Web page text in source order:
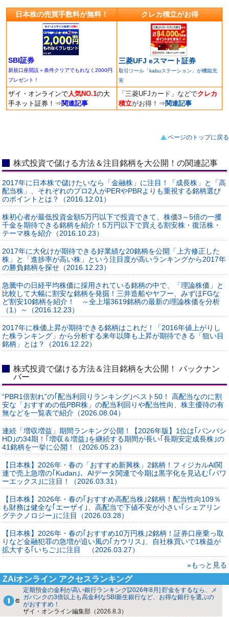
日本株の売買手数料が無料！ クレカ積立がお得
SBI証券
新規口座開設＋条件クリアでもれなく2000円
プレゼント！
三菱UFJ eスマート証券
取引ツール「kabuステーション」が機能充
実
ザイ・オンラインで 人気NO.1の大
手ネット証券！ ⇒ 関連記事
「三菱UFJカード」などでクレカ
積立がお得！ ⇒ 関連記事
ページのトップに戻る
株式投資で儲ける方法＆注目銘柄を大公開！の関連記事
2017年に日本株で儲けたいなら「金融株」に注目！「成長株」と「高
配当株」、それぞれのプロ2人がPERやPBRよりも重視する銘柄選び
のポイントとは？（2016.12.01）
株初心者が最低投資金額5万円以下で投資できて、株価3～5倍の一攫
千金を期待できる銘柄を紹介！5万円以下で買える割安株・復活株・
テーマ株を紹介（2016.10.23）
2017年に大化けが期待できる好業績な20銘柄を公開「上方修正した
株」と「進捗率が高い株」という注目度が高いランキングから2017年
の勝負銘柄を探せ（2016.12.23）
急騰中の日経平均株価に採用されている銘柄の中で、「理論株価」と
比較して大幅に割安な銘柄を発掘！三井造船やヤフー、みずほFGな
ど割安10銘柄を紹介！ ～全上場3619銘柄の最新の理論株価を分析
（1）～（2016.12.23）
2017年に株価上昇が期待できる銘柄はこれだ！「2016年値上がりし
た株ランキング」から分析する来年以降も上昇が期待できる「狙い目
銘柄」とは？（2016.12.22）
株式投資で儲ける方法＆注目銘柄を大公開！ バックナン
バー
“PBR1倍割れ”の｢配当利回りランキング｣ベスト50！ 高配当なのに割
安な「おすすめの低PBR株」の配当利回りや配当性向、株主優待の有
無などを一覧表で紹介（2026.08.04）
連続「増収増益」期間ランキング公開！【2026年版】1位は｢パンパシ
HD｣の34期！｢増収＆増益｣を継続する期間が長い｢長期安定成長株｣の
41銘柄を一挙に公開！（2026.05.23）
【日本株】2026年・春の「おすすめ新興株」2銘柄！フィジカルAI関
連で売上急増の｢Kudan｣、AIデータ関連で今期は黒字化を見込む｢パワ
ーエックス｣に注目！（2026.03.31）
【日本株】2026年・春の｢おすすめ高配当株｣2銘柄！配当性向109％
も財務は健全な｢エーザイ｣、高配当で下値不安が小さい｢シェアリン
グテクノロジー｣に注目（2026.03.28）
【日本株】2026年・春の｢おすすめ10万円株｣2銘柄！証券口座乗っ取
りなど金融犯罪の急増が追い風の｢カウリス｣、自社株買いで1株益が
拡大する｢いちご｣に注目 （2026.03.27）
»もっと見る
ZAiオンライン アクセスランキング
定期預金の金利が高い銀行ランキング[2026年8月] 貯金をするなら、メ
ガバンクの3倍以上も高金利なSBI新生銀行など、お得な銀行を選ぶの
がおすすめ！
ザイ・オンライン編集部（2026.8.3）